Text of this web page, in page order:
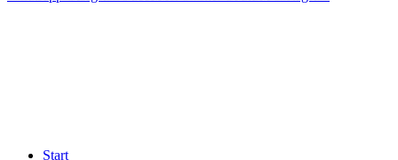
Start